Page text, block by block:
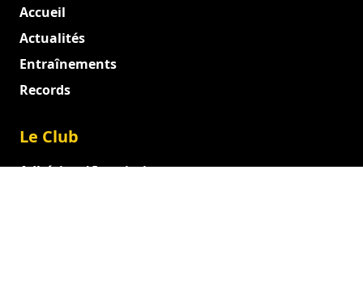
Accueil
Actualités
Entraînements
Records
Le Club
Adhésion / Inscription